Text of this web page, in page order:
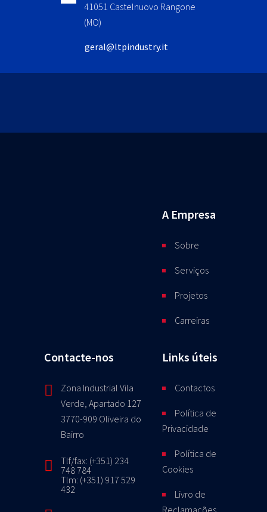
41051 Castelnuovo Rangone
(MO)
geral@ltpindustry.it
A Empresa
Sobre
Serviços
Projetos
Carreiras
Contacte-nos
Zona Industrial Vila
Verde, Apartado 127
3770-909 Oliveira do
Bairro
Tlf/fax: (+351) 234
748 784
Tlm: (+351) 917 529
432
Links úteis
Contactos
Política de
Privacidade
Política de
Cookies
Livro de
Reclamações